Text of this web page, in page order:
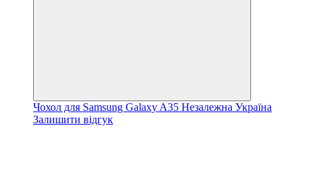
Чохол для Samsung Galaxy A35 Незалежна Україна
Залишити відгук